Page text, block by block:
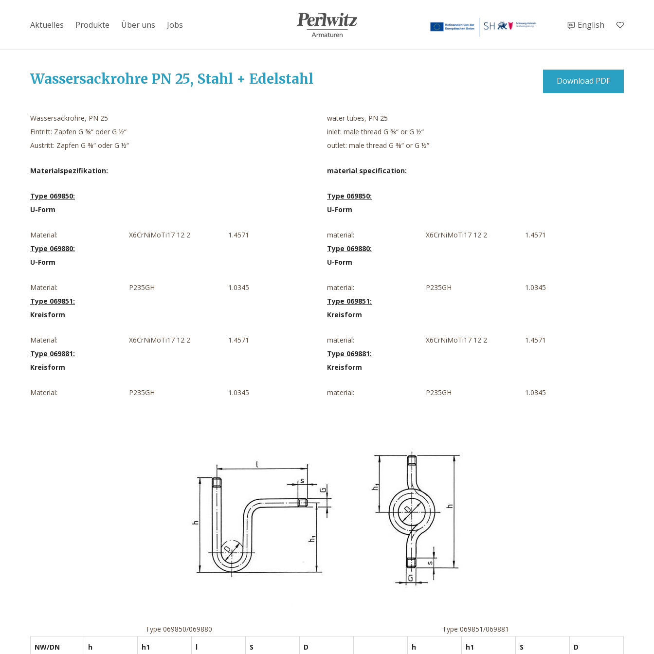
Aktuelles Produkte Über uns Jobs English
Wassersackrohre PN 25, Stahl + Edelstahl Download PDF
Wassersackrohre, PN 25
Eintritt: Zapfen G ⅜“ oder G ½“
Austritt: Zapfen G ⅜“ oder G ½“
Materialspezifikation:
Type 069850:
U-Form
Material: X6CrNiMoTi17 12 2
1.4571
Type 069880:
U-Form
Material: P235GH
1.0345
Type 069851:
Kreisform
Material: X6CrNiMoTi17 12 2
1.4571
Type 069881:
Kreisform
Material: P235GH 1.0345
water tubes, PN 25
inlet: male thread G ⅜“ or G ½“
outlet: male thread G ⅜“ or G ½“
material specification:
Type 069850:
U-Form
material: X6CrNiMoTi17 12 2
1.4571
Type 069880:
U-Form
material: P235GH
1.0345
Type 069851:
Kreisform
material: X6CrNiMoTi17 12 2
1.4571
Type 069881:
Kreisform
material: P235GH 1.0345
Type 069850/069880
Type 069851/069881
NW/DN
h h1 l S D h h1 S D